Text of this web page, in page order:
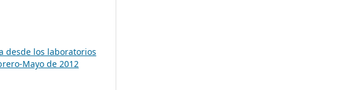
desde los laboratorios
Mayo de 2012